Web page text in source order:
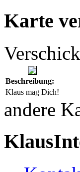
Karte
Beschreibung:
Klaus mag Dich!
andere